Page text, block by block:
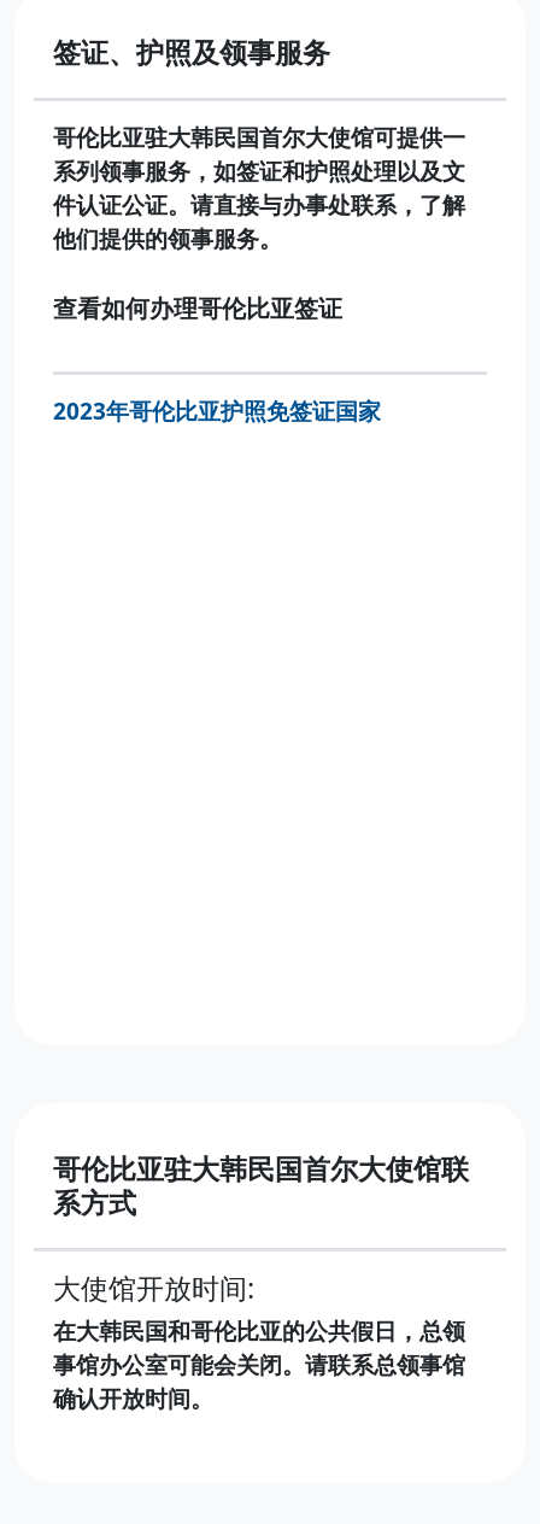
签证、护照及领事服务
哥伦比亚驻大韩民国首尔大使馆可提供一
系列领事服务，如签证和护照处理以及文
件认证公证。请直接与办事处联系，了解
他们提供的领事服务。
查看如何办理哥伦比亚签证
2023年哥伦比亚护照免签证国家
哥伦比亚驻大韩民国首尔大使馆联
系方式
大使馆开放时间:
在大韩民国和哥伦比亚的公共假日，总领
事馆办公室可能会关闭。请联系总领事馆
确认开放时间。